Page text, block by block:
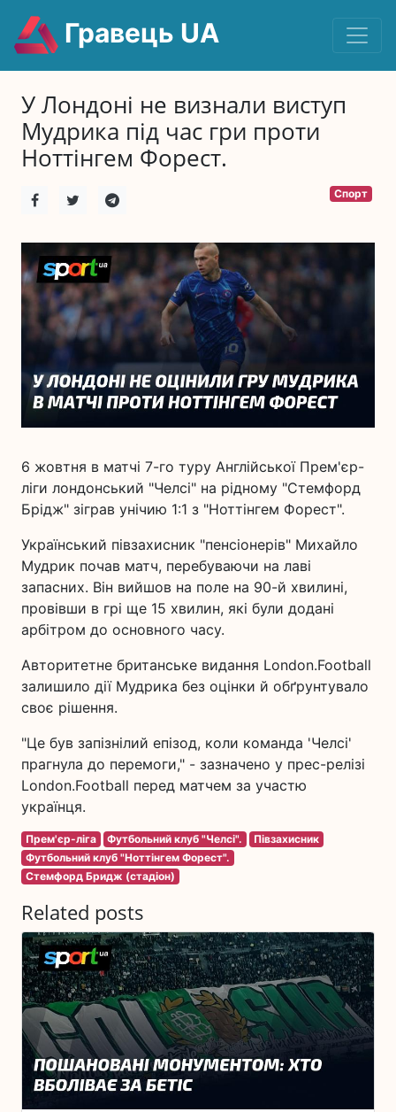
Гравець UA
У Лондоні не визнали виступ
Мудрика під час гри проти
Ноттінгем Форест.
Спорт
6 жовтня в матчі 7-го туру Англійської Прем'єр-
ліги лондонський "Челсі" на рідному "Стемфорд
Брідж" зіграв унічию 1:1 з "Ноттінгем Форест".
Український півзахисник "пенсіонерів" Михайло
Мудрик почав матч, перебуваючи на лаві
запасних. Він вийшов на поле на 90-й хвилині,
провівши в грі ще 15 хвилин, які були додані
арбітром до основного часу.
Авторитетне британське видання London.Football
залишило дії Мудрика без оцінки й обґрунтувало
своє рішення.
"Це був запізнілий епізод, коли команда 'Челсі'
прагнула до перемоги," - зазначено у прес-релізі
London.Football перед матчем за участю
українця.
Прем'єр-ліга Футбольний клуб "Челсі".
Півзахисник
Футбольний клуб "Ноттінгем Форест".
Стемфорд Бридж (стадіон)
Related posts